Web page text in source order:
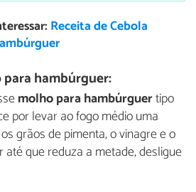
Receita de Cebola
hambúrguer:
molho para hambúrguertipo
por levar ao fogo médio uma
grãos de pimenta, o vinagre e o
que reduza a metade, desligue